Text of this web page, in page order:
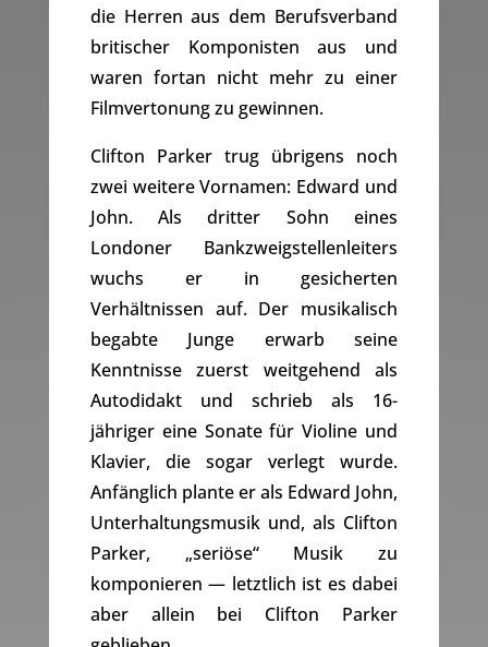
die Herren aus dem Berufsverband
britischer Komponisten aus und
waren fortan nicht mehr zu einer
Filmvertonung zu gewinnen.
Clifton Parker trug übrigens noch
zwei weitere Vornamen: Edward und
John. Als dritter Sohn eines
Londoner Bankzweigstellenleiters
wuchs er in gesicherten
Verhältnissen auf. Der musikalisch
begabte Junge erwarb seine
Kenntnisse zuerst weitgehend als
Autodidakt und schrieb als 16-
jähriger eine Sonate für Violine und
Klavier, die sogar verlegt wurde.
Anfänglich plante er als Edward John,
Unterhaltungsmusik und, als Clifton
Parker, „seriöse“ Musik zu
komponieren — letztlich ist es dabei
aber allein bei Clifton Parker